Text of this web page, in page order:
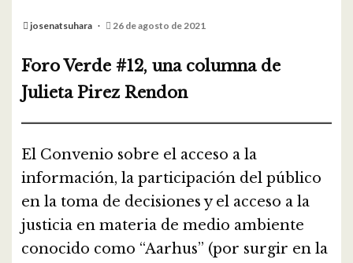
josenatsuhara 26 de agosto de 2021
Foro Verde #12, una columna de
Julieta Pirez Rendon
El Convenio sobre el acceso a la
información, la participación del público
en la toma de decisiones y el acceso a la
justicia en materia de medio ambiente
conocido como “Aarhus” (por surgir en la